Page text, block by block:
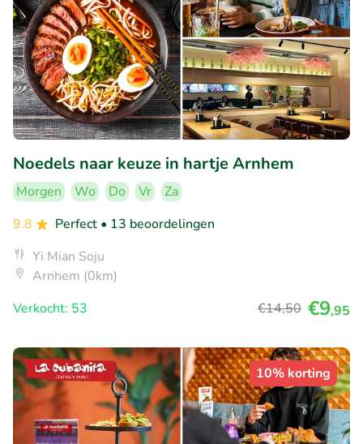
Noedels naar keuze in hartje Arnhem
Morgen Wo Do Vr
Za
9.8
Perfect • 13 beoordelingen
Yi Mian Soju
Arnhem (0km)
Verkocht: 53
€14,50 €9,95
10% korting